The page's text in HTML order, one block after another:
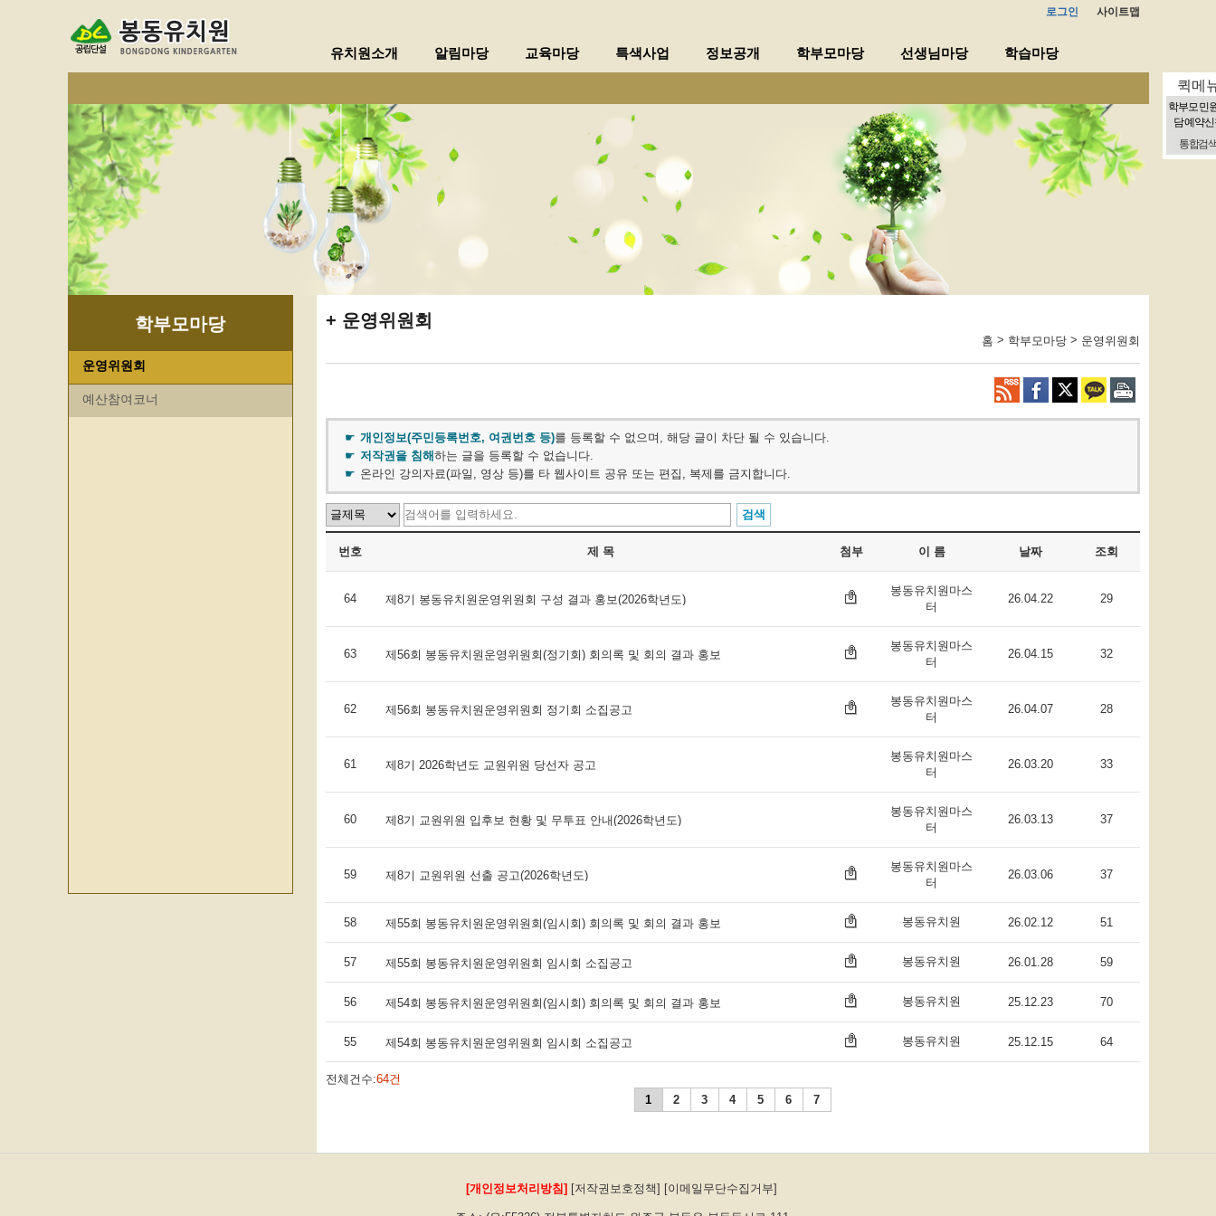
로그인 사이트맵
유치원소개 알림마당 교육마당 특색사업 정보공개 학부모마당 선생님마당 학습마당
퀵메
학부모 민
담 예약
통합검
학부모마당
운영위원회
예산참여코너
운영위원회
홈 > 학부모마당> 운영위원회
개인정보(주민등록번호, 여권번호 등)를 등록할 수 없으며, 해당 글이 차단 될 수 있습니다.
저작권을 침해하는 글을 등록할 수 없습니다.
온라인 강의자료(파일, 영상 등)를 타 웹사이트 공유 또는 편집, 복제를 금지합니다.
번호 제 목 첨부 이 름 날짜 조회
64 제8기 봉동유치원운영위원회 구성 결과 홍보(2026학년도)
봉동유치원마스
터
26.04.22 29
63 제56회 봉동유치원운영위원회(정기회) 회의록 및 회의 결과 홍보
봉동유치원마스
터
26.04.15 32
62 제56회 봉동유치원운영위원회 정기회 소집공고
봉동유치원마스
터
26.04.07 28
61 제8기 2026학년도 교원위원 당선자 공고
봉동유치원마스
터
26.03.20 33
60 제8기 교원위원 입후보 현황 및 무투표 안내(2026학년도)
봉동유치원마스
터
26.03.13 37
59 제8기 교원위원 선출 공고(2026학년도)
봉동유치원마스
터
26.03.06 37
58 제55회 봉동유치원운영위원회(임시회) 회의록 및 회의 결과 홍보 봉동유치원 26.02.12 51
57 제55회 봉동유치원운영위원회 임시회 소집공고 봉동유치원 26.01.28 59
56 제54회 봉동유치원운영위원회(임시회) 회의록 및 회의 결과 홍보 봉동유치원 25.12.23 70
55 제54회 봉동유치원운영위원회 임시회 소집공고 봉동유치원 25.12.15 64
전체건수:64건
1
2 3 4 5 6 7
[개인정보처리방침] [저작권보호정책] [이메일무단수집거부]